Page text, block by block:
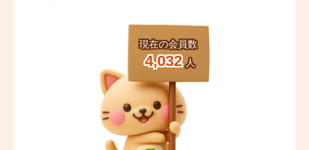
現在の会員数
4,032 人